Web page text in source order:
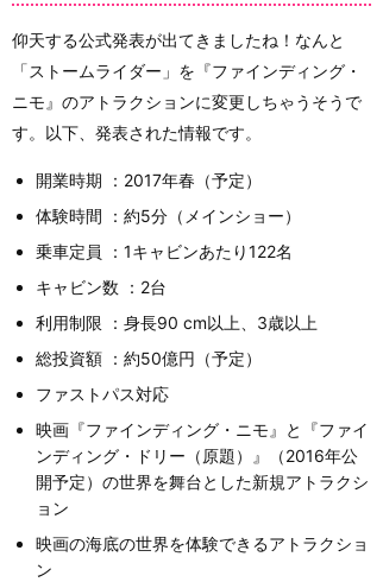
仰天する公式発表が出てきましたね！なんと
「ストームライダー」を『ファインディング・
ニモ』のアトラクションに変更しちゃうそうで
す。以下、発表された情報です。
開業時期 ：2017年春（予定）
体験時間 ：約5分（メインショー）
乗車定員 ：1キャビンあたり122名
キャビン数 ：2台
利用制限 ：身長90 cm以上、3歳以上
総投資額 ：約50億円（予定）
ファストパス対応
映画『ファインディング・ニモ』と『ファイ
ンディング・ドリー（原題）』（2016年公
開予定）の世界を舞台とした新規アトラクシ
ョン
映画の海底の世界を体験できるアトラクショ
ン